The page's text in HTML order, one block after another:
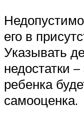
его в
Указывать
недостатки
ребенка
самооценка.